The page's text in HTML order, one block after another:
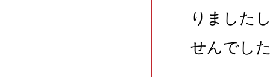
りました
せんでし